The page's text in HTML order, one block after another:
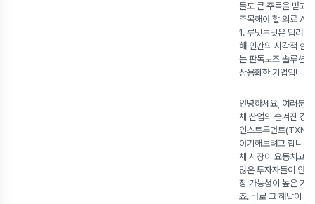
들도 큰 주목을 받고
주목해야 할 의료 AI
1. 루닛루닛은 딥러닝
해 인간의 시각적 한
는 판독보조 솔루션
상용화한 기업입니
안녕하세요, 여러분!
체 산업의 숨겨진 강
인스트루먼트(TXN)
야기해보려고 합니다
체 시장이 요동치고
많은 투자자들이 안
장 가능성이 높은 기
죠. 바로 그 해답이 텍